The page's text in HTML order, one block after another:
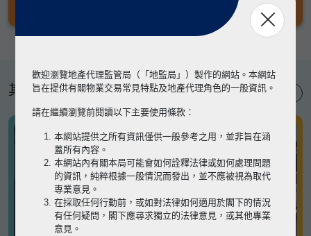
其他專題
歡迎瀏覽地產代理監管局（「地監局」）製作的網站。本網站
旨在提供有關物業交易常見特點及地產代理角色的一般資訊。
請在繼續瀏覽前閱讀以下主要使用條款：
本網站提供之所有資訊僅供一般參考之用，並非旨在涵
蓋所有內容。
本網站內有關本局可能會如何詮釋法律或如何處理問題
的資訊，純粹根據一般情況而發出，並不應被視為取代
專業意見。
在採取任何行動前，或如對法律如何適用於閣下的情況
有任何疑問，閣下應尋求獨立的法律意見，或其他專業
意見。